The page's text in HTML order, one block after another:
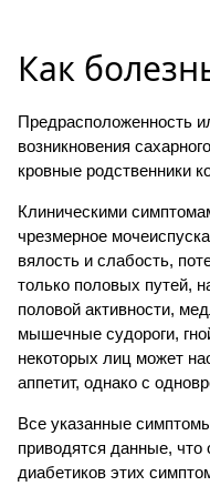
Как
Предрасположенность
возникновения
кровные родственники
Клиническими
чрезмерное
вялость и слабость,
только половых путей,
половой активности,
мышечные судороги,
некоторых лиц может
аппетит, однако с
Все указанные
приводятся данные, что
диабетиков этих